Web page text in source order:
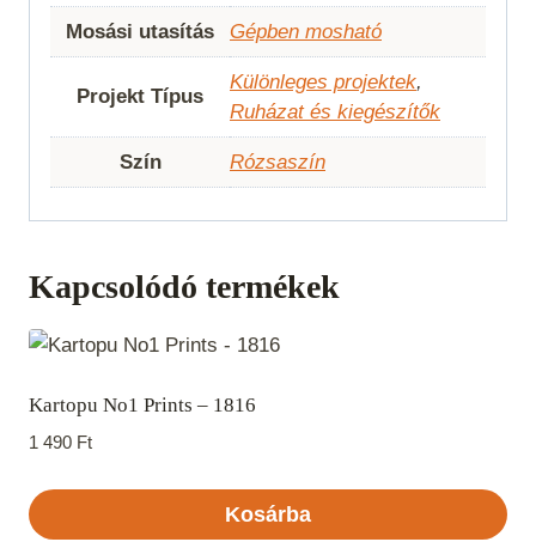
Mosási utasítás Gépben mosható
Projekt Típus
Különleges projektek,
Ruházat és kiegészítők
Szín Rózsaszín
Kapcsolódó termékek
Kartopu No1 Prints – 1816
1 490 Ft
Kosárba